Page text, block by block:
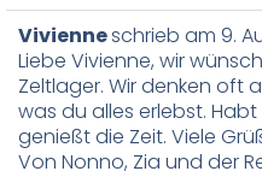
Vivienneschrieb am 9.
Liebe Vivienne, wir
Zeltlager. Wir denken oft
was du alles erlebst.
genießt die Zeit. Viele
Von Nonno, Zia und der